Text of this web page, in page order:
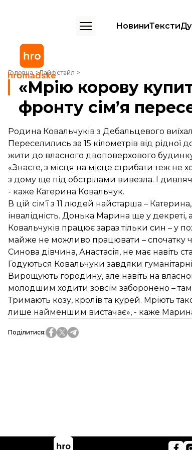
НовиниТексти
Головна Лайфстайл
«Мрію корову купити»: як закріпилась на лінії фронту
«Мрію корову
фронту сім’я
Родина Ковальчуків з Дебальцевого
Переселились за 15 кілометрів від рідної
жити до власного двоповерхового
«Знаєте, з місця на місце стрибати теж
з дому ще під обстрілами вивезла. І
- каже Катерина Ковальчук.
В цій сім’ї з 11 людей найстарша –
інвалідність. Донька Марина ще у декреті,
Ковальчуків працює зараз тільки син – у
майже не можливо працювати – спочатку
Синова дівчина, Анастасія, не має навіть
Годуються Ковальчуки завдяки
Вирощують городину, але навіть на
молодшим ходити зовсім заборонено –
Тримають козу, кролів та курей. Мріють
лише найменшим вистачає», - каже
Поділитися: